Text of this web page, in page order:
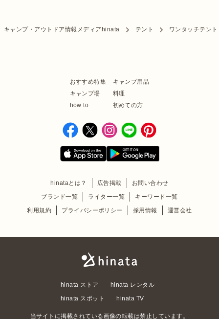
キャンプ・アウトドア情報メディアhinata テント ワンタッチテント
おすすめ特集
キャンプ用品
キャンプ場
料理
how to
初めての方
hinataとは？ 広告掲載
お問い合わせ
ブランド一覧
ライター一覧
キーワード一覧
利用規約
プライバシーポリシー 採用情報 運営会社
hinata ストア
hinata レンタル
hinata スポット
hinata TV
当サイトに掲載されている画像の転載は禁止しています。